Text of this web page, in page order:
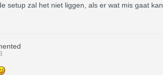
setup zal het niet liggen, als er wat mis gaat